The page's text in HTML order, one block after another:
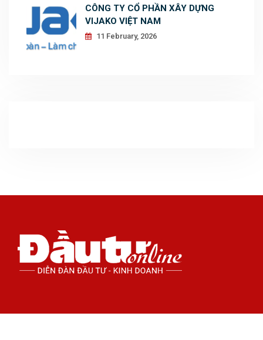
CÔNG TY CỔ PHẦN XÂY DỰNG
VIJAKO VIỆT NAM
11 February, 2026